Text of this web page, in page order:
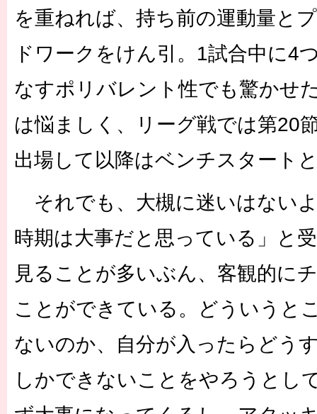
を重ねれば、持ち前の運動量と
ドワークをけん引。1試合中に4
なすポリバレント性でも驚かせ
は悩ましく、リーグ戦では第20
出場して以降はベンチスタート
それでも、大槻に迷いはない
時期は大事だと思っている」と
見ることが多いぶん、客観的に
ことができている。どういうと
ないのか、自分が入ったらどう
しかできないことをやろうとし